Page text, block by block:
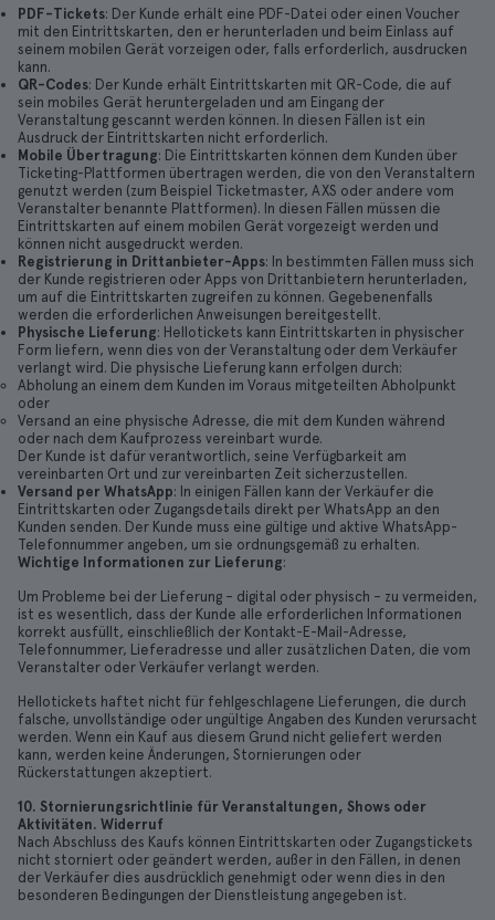
PDF-Tickets: Der Kunde erhält eine PDF-Datei oder einen Voucher
mit den Eintrittskarten, den er herunterladen und beim Einlass auf
seinem mobilen Gerät vorzeigen oder, falls erforderlich, ausdrucken
kann.
QR-Codes: Der Kunde erhält Eintrittskarten mit QR-Code, die auf
sein mobiles Gerät heruntergeladen und am Eingang der
Veranstaltung gescannt werden können. In diesen Fällen ist ein
Ausdruck der Eintrittskarten nicht erforderlich.
Mobile Übertragung: Die Eintrittskarten können dem Kunden über
Ticketing-Plattformen übertragen werden, die von den Veranstaltern
genutzt werden (zum Beispiel Ticketmaster, AXS oder andere vom
Veranstalter benannte Plattformen). In diesen Fällen müssen die
Eintrittskarten auf einem mobilen Gerät vorgezeigt werden und
können nicht ausgedruckt werden.
Registrierung in Drittanbieter-Apps: In bestimmten Fällen muss sich
der Kunde registrieren oder Apps von Drittanbietern herunterladen,
um auf die Eintrittskarten zugreifen zu können. Gegebenenfalls
werden die erforderlichen Anweisungen bereitgestellt.
Physische Lieferung: Hellotickets kann Eintrittskarten in physischer
Form liefern, wenn dies von der Veranstaltung oder dem Verkäufer
verlangt wird. Die physische Lieferung kann erfolgen durch:
Abholung an einem dem Kunden im Voraus mitgeteilten Abholpunkt
oder
Versand an eine physische Adresse, die mit dem Kunden während
oder nach dem Kaufprozess vereinbart wurde.
Der Kunde ist dafür verantwortlich, seine Verfügbarkeit am
vereinbarten Ort und zur vereinbarten Zeit sicherzustellen.
Versand per WhatsApp: In einigen Fällen kann der Verkäufer die
Eintrittskarten oder Zugangsdetails direkt per WhatsApp an den
Kunden senden. Der Kunde muss eine gültige und aktive WhatsApp-
Telefonnummer angeben, um sie ordnungsgemäß zu erhalten.
Wichtige Informationen zur Lieferung:
Um Probleme bei der Lieferung – digital oder physisch – zu vermeiden,
ist es wesentlich, dass der Kunde alle erforderlichen Informationen
korrekt ausfüllt, einschließlich der Kontakt-E-Mail-Adresse,
Telefonnummer, Lieferadresse und aller zusätzlichen Daten, die vom
Veranstalter oder Verkäufer verlangt werden.
Hellotickets haftet nicht für fehlgeschlagene Lieferungen, die durch
falsche, unvollständige oder ungültige Angaben des Kunden verursacht
werden. Wenn ein Kauf aus diesem Grund nicht geliefert werden
kann, werden keine Änderungen, Stornierungen oder
Rückerstattungen akzeptiert.
10. Stornierungsrichtlinie für Veranstaltungen, Shows oder
Aktivitäten. Widerruf
Nach Abschluss des Kaufs können Eintrittskarten oder Zugangstickets
nicht storniert oder geändert werden, außer in den Fällen, in denen
der Verkäufer dies ausdrücklich genehmigt oder wenn dies in den
besonderen Bedingungen der Dienstleistung angegeben ist.